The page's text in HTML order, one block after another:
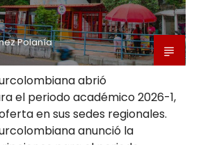
Polanía
abrió
el periodo académico 2026-1,
en sus sedes regionales.
anunció la